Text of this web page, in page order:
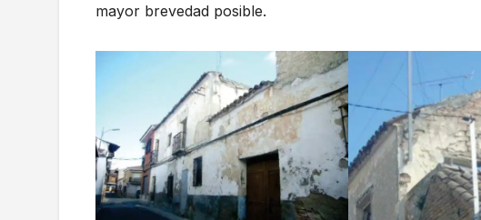
mayor brevedad posible.